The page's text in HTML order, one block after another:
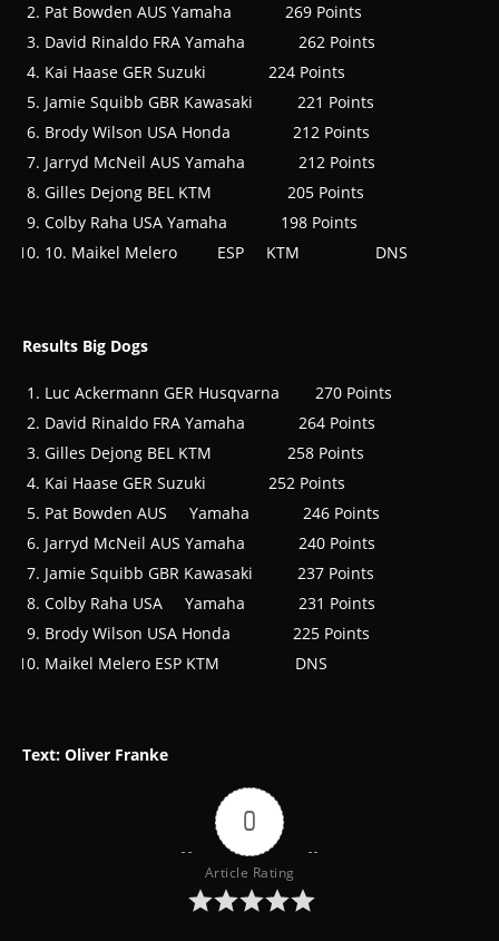
Pat Bowden AUS Yamaha 269 Points
David Rinaldo FRA Yamaha 262 Points
Kai Haase GER Suzuki 224 Points
Jamie Squibb GBR Kawasaki 221 Points
Brody Wilson USA Honda 212 Points
Jarryd McNeil AUS Yamaha 212 Points
Gilles Dejong BEL KTM 205 Points
Colby Raha USA Yamaha 198 Points
10. Maikel Melero ESP KTM DNS
Results Big Dogs
Luc Ackermann GER Husqvarna 270 Points
David Rinaldo FRA Yamaha 264 Points
Gilles Dejong BEL KTM 258 Points
Kai Haase GER Suzuki 252 Points
Pat Bowden AUS Yamaha 246 Points
Jarryd McNeil AUS Yamaha 240 Points
Jamie Squibb GBR Kawasaki 237 Points
Colby Raha USA Yamaha 231 Points
Brody Wilson USA Honda 225 Points
Maikel Melero ESP KTM DNS
Text: Oliver Franke
0
Article Rating